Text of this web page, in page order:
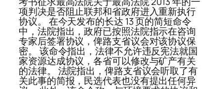
项判决是否阻止联邦和省政府进入重新执行
协议。 在今天发布的长达 13 页的简短命令
中，法院指出，政府已按照法院指示在咨询
专家后签署协议，俾路支省议会对该协议保
密。 该命令指出，法律不允许违反宪法就国
家资源达成协议，各省可以修改与矿产有关
的法律。 法院指出，俾路支省议会听取了有
关此事的简报，民选代表也没有提出任何异